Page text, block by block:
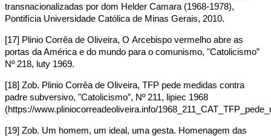
transnacionalizadas por dom Helder Camara (1968-1978),
Pontifícia Universidade Católica de Minas Gerais, 2010.
[17] Plinio Corrêa de Oliveira, O Arcebispo vermelho abre as
portas da América e do mundo para o comunismo, "Catolicismo”
Nº 218, luty 1969.
[18] Zob. Plinio Corrêa de Oliveira, TFP pede medidas contra
padre subversivo, "Catolicismo”, Nº 211, lipiec 1968
(https://www.pliniocorreadeoliveira.info/
[19] Zob. Um homem, um ideal, uma gesta. Homenagem das